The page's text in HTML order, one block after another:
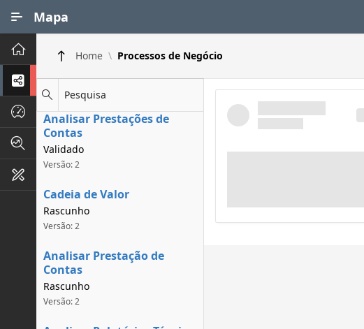
Mapa
Processos de Negócios
Dados INPI
Home Processos de Negócio
Pesquisa
Analisar Prestações de
Contas
Validado
Versão: 2
Cadeia de Valor
Rascunho
Versão: 2
Analisar Prestação de
Contas
Rascunho
Versão: 2